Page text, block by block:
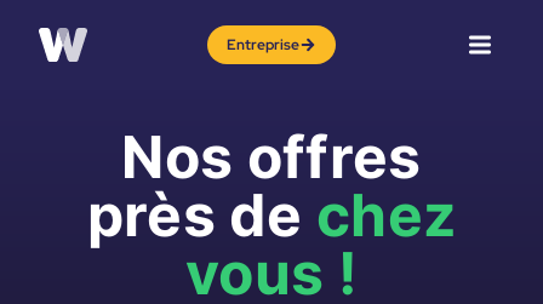
Entreprise
Nos offres
près de chez
vous !